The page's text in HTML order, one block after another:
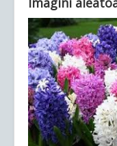
Ultimele articole: